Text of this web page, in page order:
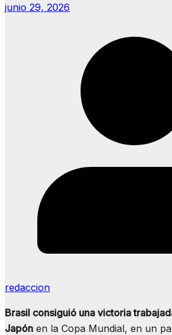
junio 29, 2026
redaccion
Brasil consiguió una victoria
Japón en la Copa Mundial, en un